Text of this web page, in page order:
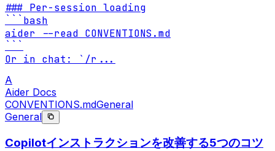
### Per-session loading
```bash
aider --read CONVENTIONS.md
```
Or in chat: `/r ...
A
Aider Docs
CONVENTIONS.mdGeneral
General
Copilotインストラクションを改善する5つのコツ